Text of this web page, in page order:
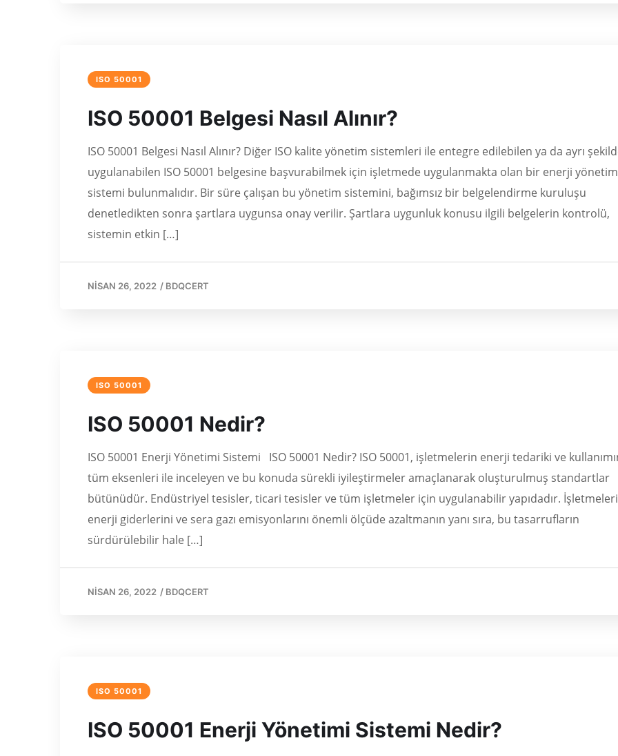
ISO 50001
ISO 50001 Belgesi Nasıl Alınır?
ISO 50001 Belgesi Nasıl Alınır? Diğer ISO kalite yönetim sistemleri ile entegre edilebilen ya da ayrı
uygulanabilen ISO 50001 belgesine başvurabilmek için işletmede uygulanmakta olan bir enerji yönetim
sistemi bulunmalıdır. Bir süre çalışan bu yönetim sistemini, bağımsız bir belgelendirme kuruluşu
denetledikten sonra şartlara uygunsa onay verilir. Şartlara uygunluk konusu ilgili belgelerin kontrolü,
sistemin etkin […]
NISAN 26, 2022 / BDQCERT
ISO 50001
ISO 50001 Nedir?
ISO 50001 Enerji Yönetimi Sistemi ISO 50001 Nedir? ISO 50001, işletmelerin enerji tedariki ve
tüm eksenleri ile inceleyen ve bu konuda sürekli iyileştirmeler amaçlanarak oluşturulmuş standartlar
bütünüdür. Endüstriyel tesisler, ticari tesisler ve tüm işletmeler için uygulanabilir yapıdadır.
enerji giderlerini ve sera gazı emisyonlarını önemli ölçüde azaltmanın yanı sıra, bu tasarrufların
sürdürülebilir hale […]
NISAN 26, 2022 / BDQCERT
ISO 50001
ISO 50001 Enerji Yönetimi Sistemi Nedir?